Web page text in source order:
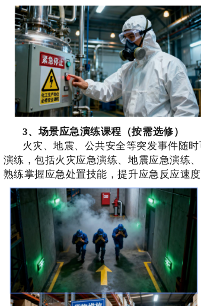
3、场景应急演练课程（按需选修）
火灾、地震、公共安全等突发事件随
演练，包括火灾应急演练、地震应急演练
熟练掌握应急处置技能，提升应急反应速度